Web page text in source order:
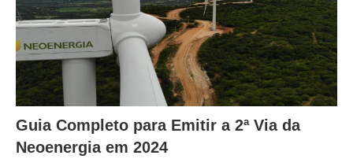
Guia Completo para Emitir a 2ª Via da
Neoenergia em 2024